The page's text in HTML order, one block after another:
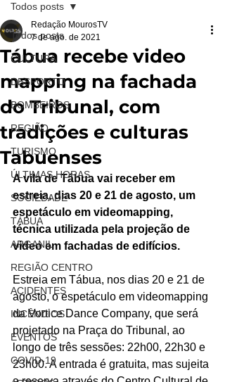
Todos posts
CULTURA
DESPORTO
BOMBEIROS
REGIÃO
TURISMO
ÚLTIMAS HORAS
SOCIEDADE
TÁBUA
ARGANIL
REGIÃO CENTRO
ACIDENTES
INCÊNDIOS
EVENTOS
COVID-19
Todos posts
Tábua recebe video
mapping na fachada
do Tribunal, com
tradições e culturas
Tabuenses
Redação MourosTV
7 de ago. de 2021
A vila de Tábua vai receber em
estreia, dias 20 e 21 de agosto, um
espetáculo em videomapping,
técnica utilizada pela projeção de
video em fachadas de edifícios.
Estreia em Tábua, nos dias 20 e 21 de
agosto, o espetáculo em videomapping
da Vortice Dance Company, que será
projetado na Praça do Tribunal, ao
longo de três sessões: 22h00, 22h30 e
23h00. A entrada é gratuita, mas sujeita